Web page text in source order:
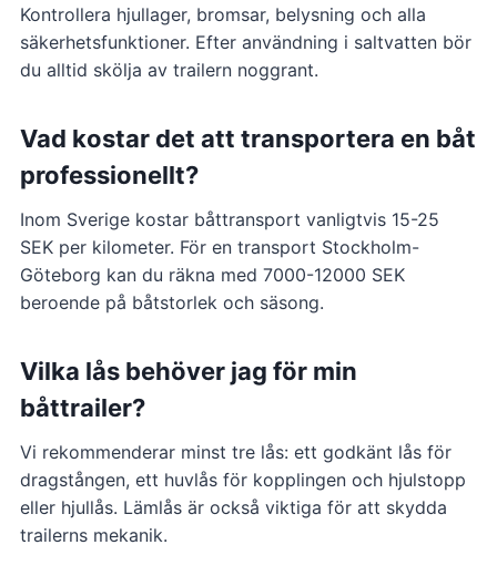
Kontrollera hjullager, bromsar, belysning och alla
säkerhetsfunktioner. Efter användning i saltvatten bör
du alltid skölja av trailern noggrant.
Vad kostar det att transportera en båt
professionellt?
Inom Sverige kostar båttransport vanligtvis 15-25
SEK per kilometer. För en transport Stockholm-
Göteborg kan du räkna med 7000-12000 SEK
beroende på båtstorlek och säsong.
Vilka lås behöver jag för min
båttrailer?
Vi rekommenderar minst tre lås: ett godkänt lås för
dragstången, ett huvlås för kopplingen och hjulstopp
eller hjullås. Lämlås är också viktiga för att skydda
trailerns mekanik.